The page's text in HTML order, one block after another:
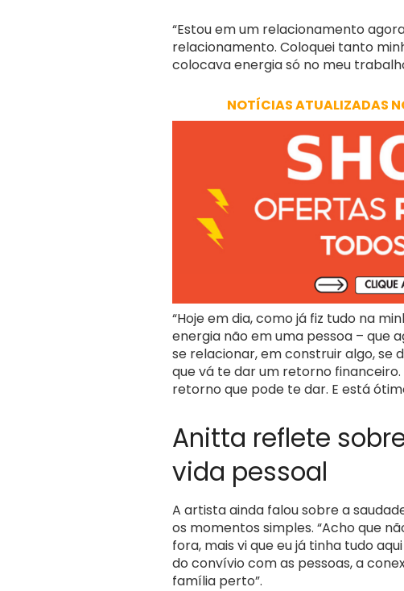
“Estou em um relacionamento
relacionamento. Coloquei tanto
colocava energia só no meu
NOTÍCIAS ATUALIZADAS
“Hoje em dia, como já fiz tudo na
energia não em uma pessoa – que
se relacionar, em construir algo, se
que vá te dar um retorno
retorno que pode te dar. E está
Anitta reflete
vida pessoal
A artista ainda falou sobre a
os momentos simples. “Acho que
fora, mais vi que eu já tinha tudo
do convívio com as pessoas, a
família perto”.